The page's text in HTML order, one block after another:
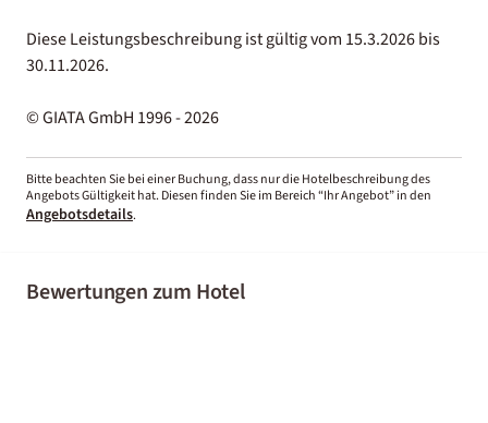
Diese Leistungsbeschreibung ist gültig vom 15.3.2026 bis
30.11.2026.
© GIATA GmbH 1996 - 2026
Bitte beachten Sie bei einer Buchung, dass nur die Hotelbeschreibung des
Angebots Gültigkeit hat. Diesen finden Sie im Bereich “Ihr Angebot” in den
Angebotsdetails.
Bewertungen zum Hotel